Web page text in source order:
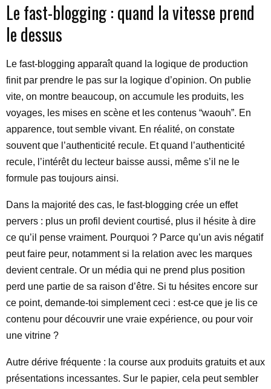
Le fast-blogging : quand la vitesse prend
le dessus
Le fast-blogging apparaît quand la logique de production
finit par prendre le pas sur la logique d’opinion. On publie
vite, on montre beaucoup, on accumule les produits, les
voyages, les mises en scène et les contenus “waouh”. En
apparence, tout semble vivant. En réalité, on constate
souvent que l’authenticité recule. Et quand l’authenticité
recule, l’intérêt du lecteur baisse aussi, même s’il ne le
formule pas toujours ainsi.
Dans la majorité des cas, le fast-blogging crée un effet
pervers : plus un profil devient courtisé, plus il hésite à dire
ce qu’il pense vraiment. Pourquoi ? Parce qu’un avis négatif
peut faire peur, notamment si la relation avec les marques
devient centrale. Or un média qui ne prend plus position
perd une partie de sa raison d’être. Si tu hésites encore sur
ce point, demande-toi simplement ceci : est-ce que je lis ce
contenu pour découvrir une vraie expérience, ou pour voir
une vitrine ?
Autre dérive fréquente : la course aux produits gratuits et aux
présentations incessantes. Sur le papier, cela peut sembler